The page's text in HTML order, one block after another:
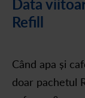
Data
Refill
Când apa și
doar pachetul